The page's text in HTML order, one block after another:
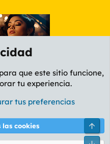
Política de privacidad Ayuda
que este sitio funcione,
tu experiencia.
tus preferencias
cookies